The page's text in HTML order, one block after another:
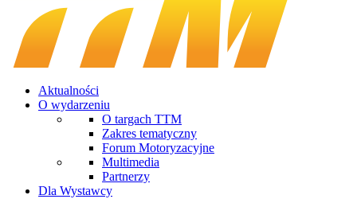
Aktualności
O wydarzeniu
O targach TTM
Zakres tematyczny
Forum Motoryzacyjne
Multimedia
Partnerzy
Dla Wystawcy